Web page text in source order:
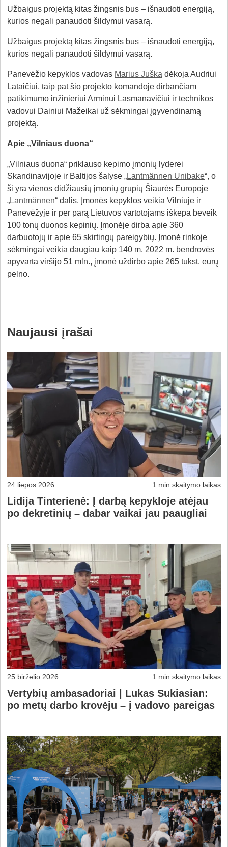
Užbaigus projektą kitas žingsnis bus – išnaudoti energiją,
kurios negali panaudoti šildymui vasarą.
Užbaigus projektą kitas žingsnis bus – išnaudoti energiją,
kurios negali panaudoti šildymui vasarą.
Panevėžio kepyklos vadovas Marius Juška dėkoja Audriui
Lataičiui, taip pat šio projekto komandoje dirbančiam
patikimumo inžinieriui Arminui Lasmanavičiui ir technikos
vadovui Dainiui Mažeikai už sėkmingai įgyvendinamą
projektą.
Apie „Vilniaus duona“
„Vilniaus duona“ priklauso kepimo įmonių lyderei
Skandinavijoje ir Baltijos šalyse „Lantmännen Unibake“, o
ši yra vienos didžiausių įmonių grupių Šiaurės Europoje
„Lantmännen“ dalis. Įmonės kepyklos veikia Vilniuje ir
Panevėžyje ir per parą Lietuvos vartotojams iškepa beveik
100 tonų duonos kepinių. Įmonėje dirba apie 360
darbuotojų ir apie 65 skirtingų pareigybių. Įmonė rinkoje
sėkmingai veikia daugiau kaip 140 m. 2022 m. bendrovės
apyvarta viršijo 51 mln., įmonė uždirbo apie 265 tūkst. eurų
pelno.
Naujausi įrašai
24 liepos 2026 1 min skaitymo laikas
Lidija Tinterienė: Į darbą kepykloje atėjau
po dekretinių – dabar vaikai jau paaugliai
25 birželio 2026 1 min skaitymo laikas
Vertybių ambasadoriai | Lukas Sukiasian:
po metų darbo krovėju – į vadovo pareigas